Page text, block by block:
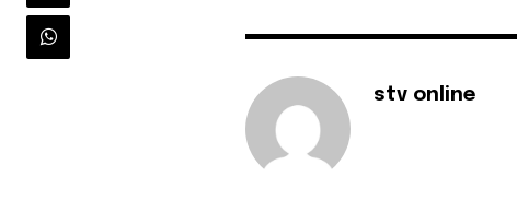
stv online